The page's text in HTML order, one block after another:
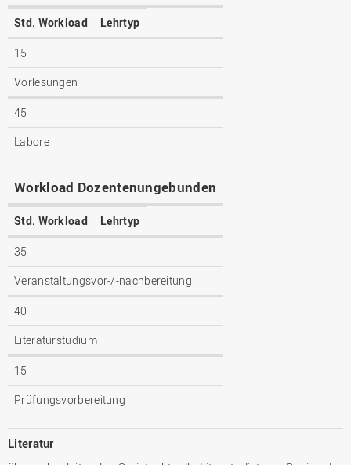
Std. Workload Lehrtyp
15
Vorlesungen
45
Labore
Workload Dozentenungebunden
Std. Workload Lehrtyp
35
Veranstaltungsvor-/-nachbereitung
40
Literaturstudium
15
Prüfungsvorbereitung
Literatur